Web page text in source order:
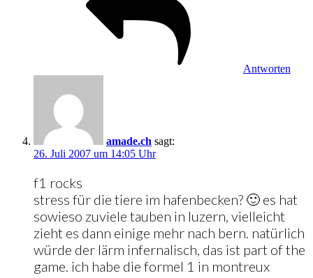
Antworten
amade.ch sagt:
26. Juli 2007 um 14:05 Uhr
f1 rocks
stress für die tiere im hafenbecken? 🙂 es hat
sowieso zuviele tauben in luzern, vielleicht
zieht es dann einige mehr nach bern. natürlich
würde der lärm infernalisch, das ist part of the
game. ich habe die formel 1 in montreux